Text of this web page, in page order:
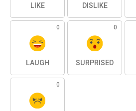
LIKE DISLIKE
0
LAUGH
0
SURPRISED
0